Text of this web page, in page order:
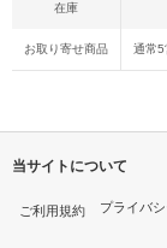
在庫
お取り寄せ商品 通常5
当サイトについて
ご利用規約 プライバ